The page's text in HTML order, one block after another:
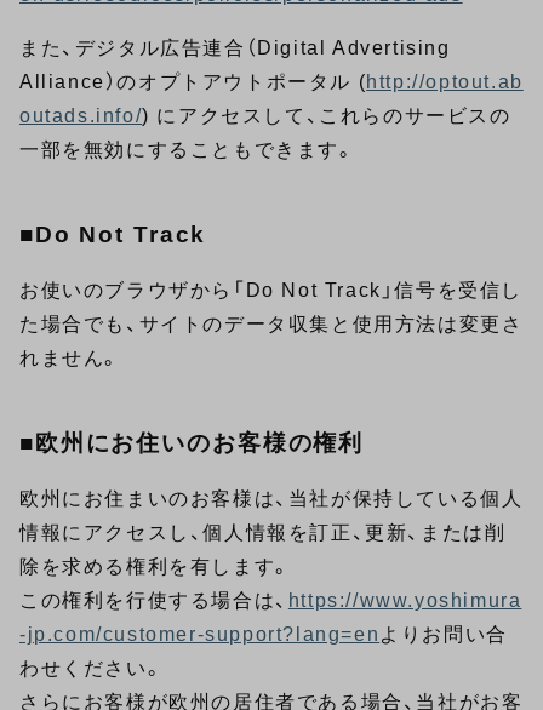
また、デジタル広告連合（Digital Advertising
Alliance）のオプトアウトポータル (http://optout.ab
outads.info/) にアクセスして、これらのサービスの
一部を無効にすることもできます。
■Do Not Track
お使いのブラウザから「Do Not Track」信号を受信し
た場合でも、サイトのデータ収集と使用方法は変更さ
れません。
■欧州にお住いのお客様の権利
欧州にお住まいのお客様は、当社が保持している個人
情報にアクセスし、個人情報を訂正、更新、または削
除を求める権利を有します。
この権利を行使する場合は、 https://www.yoshimura
-jp.com/customer-support?lang=en よりお問い合
わせください。
さらにお客様が欧州の居住者である場合、当社がお客